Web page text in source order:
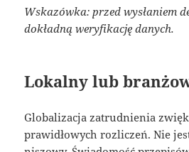
Wskazówka: przed wysłaniem
dokładną weryfikację danych.
Lokalny lub
Globalizacja zatrudnienia
prawidłowych rozliczeń. Nie